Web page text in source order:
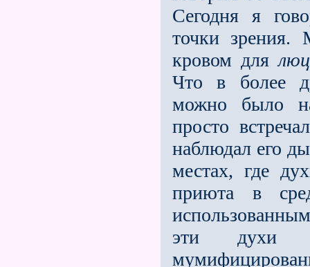
Сегодня я
точки зрения.
кровом для
Что в более
можно было
просто
наблюдал его
местах, где
приюта в
эти духи